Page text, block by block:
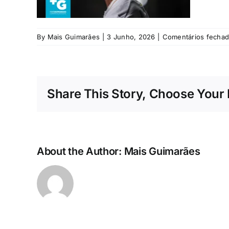
By Mais Guimarães 3 Junho, 2026 Comentários
Share This Story, Choose Your
About the Author: Mais Guimarães